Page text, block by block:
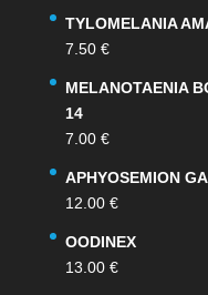
TYLOMELANIA
7.50 €
MELANOTAENIA
14
7.00 €
APHYOSEMION
12.00 €
OODINEX
13.00 €